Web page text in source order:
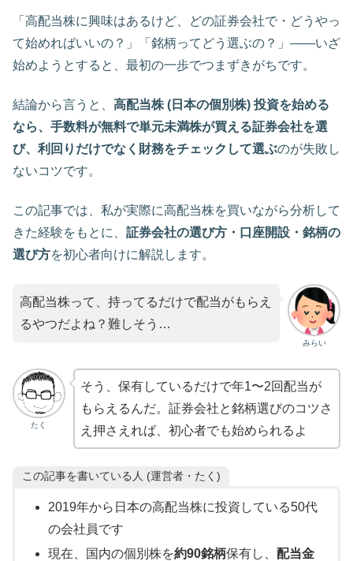
「高配当株に興味はあるけど、どの証券会社で・どうやっ
て始めればいいの？」「銘柄ってどう選ぶの？」――いざ
始めようとすると、最初の一歩でつまずきがちです。
結論から言うと、 高配当株 (日本の個別株) 投資を始める
なら、手数料が無料で単元未満株が買える証券会社を選
び、利回りだけでなく財務をチェックして選ぶのが失敗し
ないコツです。
この記事では、私が実際に高配当株を買いながら分析して
きた経験をもとに、 証券会社の選び方・口座開設・銘柄の
選び方を初心者向けに解説します。
みらい
高配当株って、持ってるだけで配当がもらえ
るやつだよね？難しそう…
たく
そう、保有しているだけで年1〜2回配当が
もらえるんだ。証券会社と銘柄選びのコツさ
え押さえれば、初心者でも始められるよ
この記事を書いている人 (運営者・たく)
2019年から日本の高配当株に投資している50代
の会社員です
現在、国内の個別株を約90銘柄保有し、 配当金